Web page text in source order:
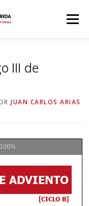
Menú
III de
JUAN CARLOS ARIAS
100%